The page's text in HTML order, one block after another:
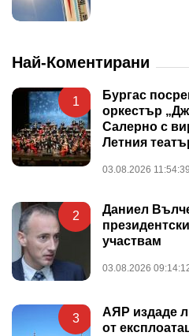
Най-Коментирани
1
Бургас
оркестър
Салерно с
Летния
03.08.2026 11:54:39
2
Даниел
участвам
03.08.2026
3
АЯР издаде
от